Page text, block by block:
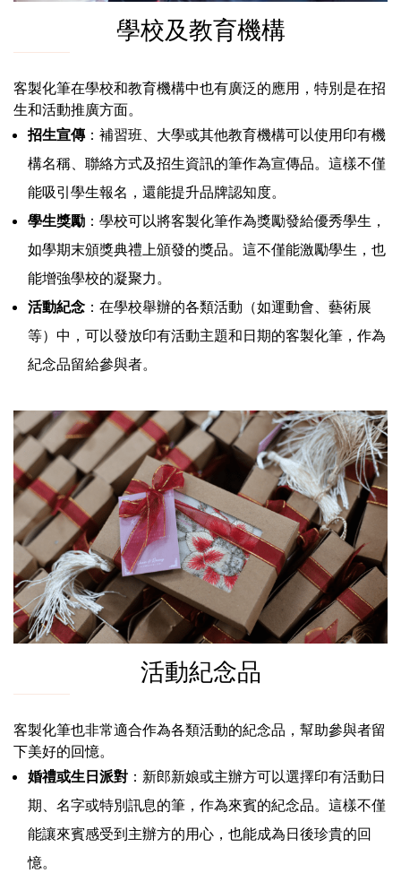
學校及教育機構
客製化筆在學校和教育機構中也有廣泛的應用，特別是在招
生和活動推廣方面。
招生宣傳：補習班、大學或其他教育機構可以使用印有機
構名稱、聯絡方式及招生資訊的筆作為宣傳品。這樣不僅
能吸引學生報名，還能提升品牌認知度。
學生獎勵 ：學校可以將客製化筆作為獎勵發給優秀學生，
如學期末頒獎典禮上頒發的獎品。這不僅能激勵學生，也
能增強學校的凝聚力。
活動紀念 ：在學校舉辦的各類活動（如運動會、藝術展
等）中，可以發放印有活動主題和日期的客製化筆，作為
紀念品留給參與者。
活動紀念品
客製化筆也非常適合作為各類活動的紀念品，幫助參與者留
下美好的回憶。
婚禮或生日派對 ：新郎新娘或主辦方可以選擇印有活動日
期、名字或特別訊息的筆，作為來賓的紀念品。這樣不僅
能讓來賓感受到主辦方的用心，也能成為日後珍貴的回
憶。